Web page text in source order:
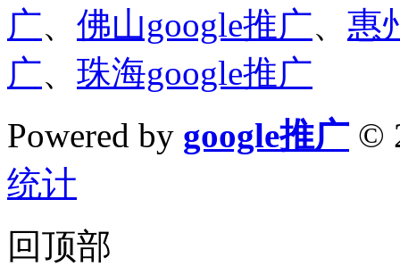
广、 佛山google推广、 惠
广、 珠海google推广
Powered by google推广©
统计
回顶部